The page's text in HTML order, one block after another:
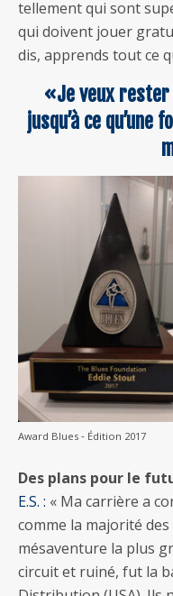
tellement qui sont
qui doivent jouer
dis, apprends tout ce
«Je veux rester
jusqu’à ce qu’une
Award Blues ‐ Édition 2017
Des plans pour le
E.S. : « Ma carrière a
comme la majorité
mésaventure la plus
circuit et ruiné, fut la